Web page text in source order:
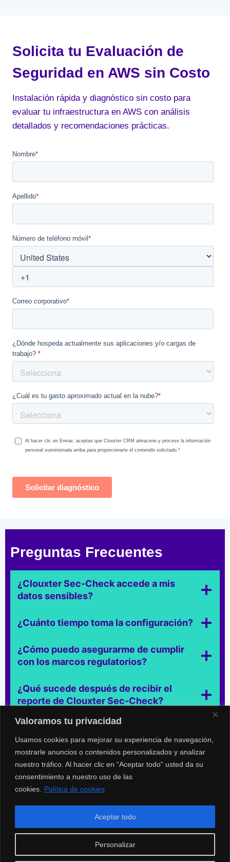
Valoramos tu privacidad
Usamos cookies para mejorar su experiencia de navegación,
mostrarle anuncios o contenidos personalizados y analizar
nuestro tráfico. Al hacer clic en “Aceptar todo” usted da su
consentimiento a nuestro uso de las
cookies.
Política de cookies
Personalizar
Aceptar todo
Solicita tu Evaluación de
Seguridad en AWS sin Costo
Instalación rápida y diagnóstico sin costo para
evaluar tu infraestructura en AWS con análisis
detallados y recomendaciones prácticas.
Preguntas Frecuentes
¿Clouxter Sec-Check accede a mis
datos sensibles?
¿Cuánto tiempo toma la configuración?
¿Cómo puedo asegurarme de cumplir
con los marcos regulatorios?
¿Qué sucede después de recibir el
reporte de Clouxter Sec-Check?
¿Es necesario detener operaciones
durante el análisis?
¿Puedo usar Clouxter Sec-Check en
múltiples cuentas de AWS?
© 2025 | All Rights Reserved | Powered by Clouxter |